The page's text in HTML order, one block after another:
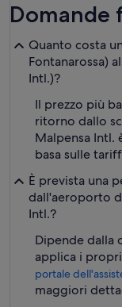
Domande
Quanto costa
Fontanarossa)
Intl.)?
Il prezzo più
ritorno dallo
Malpensa Intl.
basa sulle
È prevista una
dall'aeroporto
Intl.?
Dipende dalla
applica i
portale
maggiori